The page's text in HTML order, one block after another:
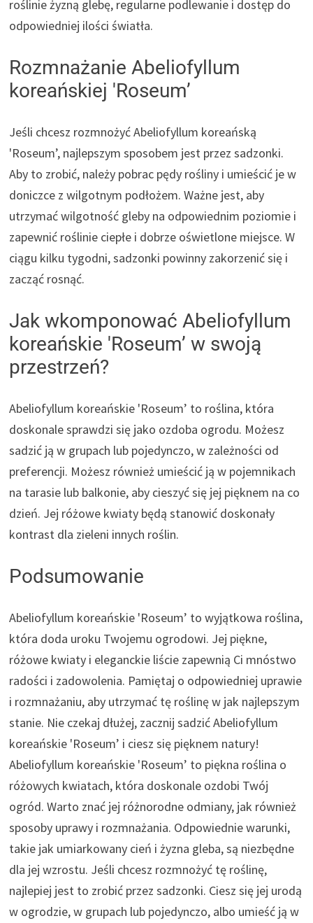
roślinie żyzną glebę, regularne podlewanie i dostęp do
odpowiedniej ilości światła.
Rozmnażanie Abeliofyllum
koreańskiej 'Roseum’
Jeśli chcesz rozmnożyć Abeliofyllum koreańską
'Roseum’, najlepszym sposobem jest przez sadzonki.
Aby to zrobić, należy pobrac pędy rośliny i umieścić je w
doniczce z wilgotnym podłożem. Ważne jest, aby
utrzymać wilgotność gleby na odpowiednim poziomie i
zapewnić roślinie ciepłe i dobrze oświetlone miejsce. W
ciągu kilku tygodni, sadzonki powinny zakorzenić się i
zacząć rosnąć.
Jak wkomponować Abeliofyllum
koreańskie 'Roseum’ w swoją
przestrzeń?
Abeliofyllum koreańskie 'Roseum’ to roślina, która
doskonale sprawdzi się jako ozdoba ogrodu. Możesz
sadzić ją w grupach lub pojedynczo, w zależności od
preferencji. Możesz również umieścić ją w pojemnikach
na tarasie lub balkonie, aby cieszyć się jej pięknem na co
dzień. Jej różowe kwiaty będą stanowić doskonały
kontrast dla zieleni innych roślin.
Podsumowanie
Abeliofyllum koreańskie 'Roseum’ to wyjątkowa roślina,
która doda uroku Twojemu ogrodowi. Jej piękne,
różowe kwiaty i eleganckie liście zapewnią Ci mnóstwo
radości i zadowolenia. Pamiętaj o odpowiedniej uprawie
i rozmnażaniu, aby utrzymać tę roślinę w jak najlepszym
stanie. Nie czekaj dłużej, zacznij sadzić Abeliofyllum
koreańskie 'Roseum’ i ciesz się pięknem natury!
Abeliofyllum koreańskie 'Roseum’ to piękna roślina o
różowych kwiatach, która doskonale ozdobi Twój
ogród. Warto znać jej różnorodne odmiany, jak również
sposoby uprawy i rozmnażania. Odpowiednie warunki,
takie jak umiarkowany cień i żyzna gleba, są niezbędne
dla jej wzrostu. Jeśli chcesz rozmnożyć tę roślinę,
najlepiej jest to zrobić przez sadzonki. Ciesz się jej urodą
w ogrodzie, w grupach lub pojedynczo, albo umieść ją w